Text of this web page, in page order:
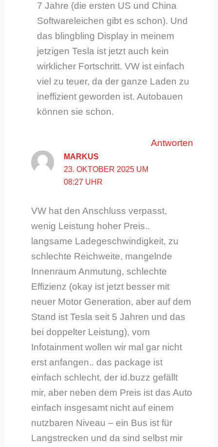
7 Jahre (die ersten US und China
Softwareleichen gibt es schon). Und
das blingbling Display in meinem
jetzigen Tesla ist jetzt auch kein
wirklicher Fortschritt. VW ist einfach
viel zu teuer, da der ganze Laden zu
ineffizient geworden ist. Autobauen
können sie schon.
Antworten
MARKUS
23. OKTOBER 2025 UM
08:27 UHR
VW hat den Anschluss verpasst,
wenig Leistung hoher Preis..
langsame Ladegeschwindigkeit, zu
schlechte Reichweite, mangelnde
Innenraum Anmutung, schlechte
Effizienz (okay ist jetzt besser mit
neuer Motor Generation, aber auf dem
Stand ist Tesla seit 5 Jahren und das
bei doppelter Leistung), vom
Infotainment wollen wir mal gar nicht
erst anfangen.. das package ist
einfach schlecht, der id.buzz gefällt
mir, aber neben dem Preis ist das Auto
einfach insgesamt nicht auf einem
nutzbaren Niveau – ein Bus ist für
Langstrecken und da sind selbst mir